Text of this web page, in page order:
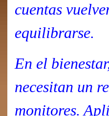
cuentas
equilibrarse.
En el
necesitan un
monitores.